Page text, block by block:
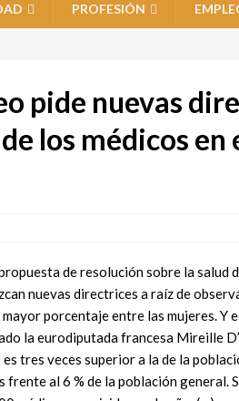
PROFESIÓN
pide nuevas
los médicos en
de resolución sobre la salud
nuevas directrices a raíz de
porcentaje entre las mujeres. Y
la eurodiputada francesa Mireille
tres veces superior a la de la
al 6 % de la población general.